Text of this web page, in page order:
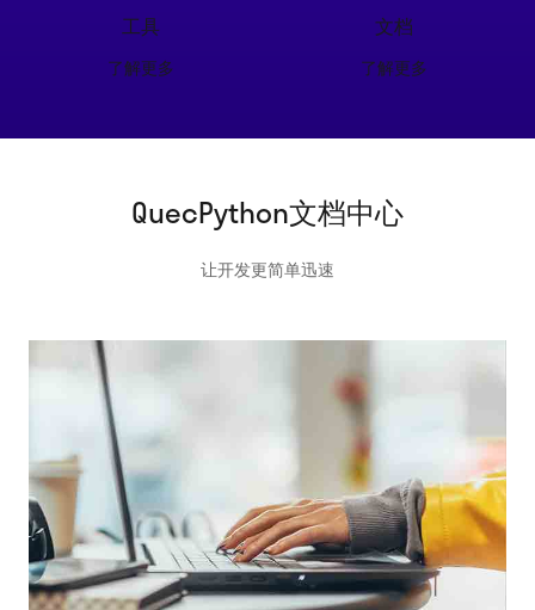
工具
了解更多
文档
了解更多
QuecPython文档中心
让开发更简单迅速